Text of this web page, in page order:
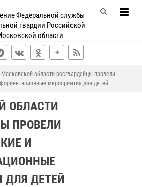
Федеральной службы
гвардии Российской
области
Московской области росгвардейцы провели
мероприятия для детей
ОБЛАСТИ
ПРОВЕЛИ
И
ДЛЯ ДЕТЕЙ